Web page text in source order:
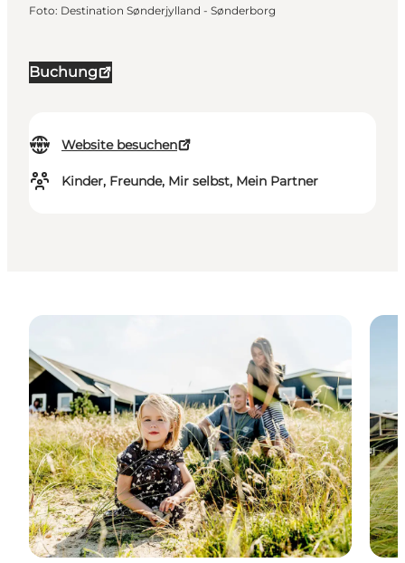
Buchung
Website besuchen
Kinder, Freunde, Mir selbst, Mein Partner
Foto: Destination Sønderjylland - Sønderborg